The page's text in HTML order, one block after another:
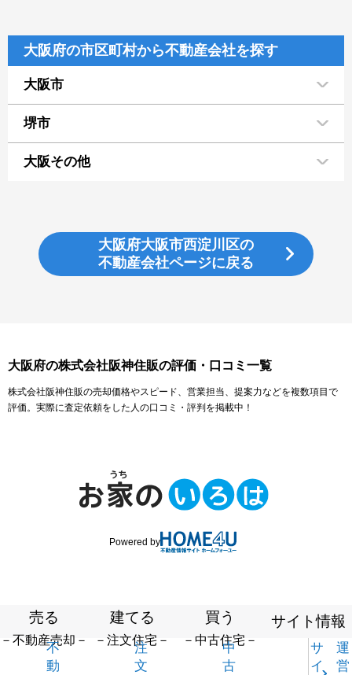
大阪府の市区町村から不動産会社を探す
大阪市
堺市
大阪その他
大阪府大阪市西淀川区の
不動産会社ページに戻る
大阪府の株式会社阪神住販の評価・口コミ一覧
株式会社阪神住販の売却価格やスピード、営業担当、提案力などを複数項目で
評価。実際に査定依頼をした人の口コミ・評判を掲載中！
Powered by
売る
－不動産売却－
不
動
建てる
－注文住宅－
注
文
買う
－中古住宅－
中
古
サイト情報
サ
イ
運
営